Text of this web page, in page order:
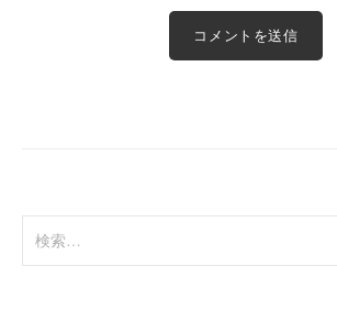
索: